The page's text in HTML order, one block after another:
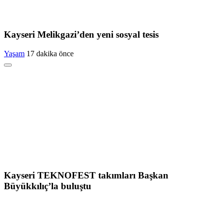
Kayseri Melikgazi’den yeni sosyal tesis
Yaşam 17 dakika önce
Kayseri TEKNOFEST takımları Başkan
Büyükkılıç’la buluştu